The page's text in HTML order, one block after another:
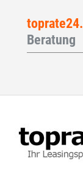
Beratung